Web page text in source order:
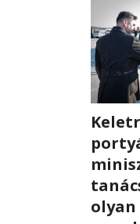
WEBSHOP